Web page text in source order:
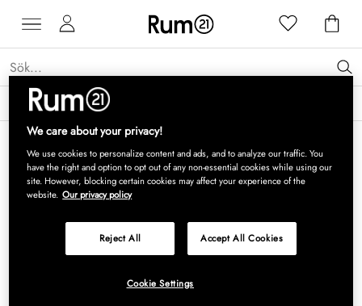
Få 15 % rabatt på Grythyttan Stålmöbler* →
We care about your privacy!
We use cookies to personalize content and ads, and to analyze our traffic. You
have the right and option to opt out of any non-essential cookies while using our
site. However, blocking certain cookies may affect your experience of the
website. Our privacy policy
Reject All Accept All Cookies
Cookie Settings